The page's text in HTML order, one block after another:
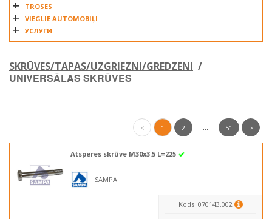
TROSES
VIEGLIE AUTOMOBIĻI
УСЛУГИ
SKRŪVES/TAPAS/UZGRIEZNI/GREDZENI /
UNIVERSĀLAS SKRŪVES
< 1 2 ... 51 >
Atsperes skrūve M30x3.5 L=225
SAMPA
Kods: 070143.002